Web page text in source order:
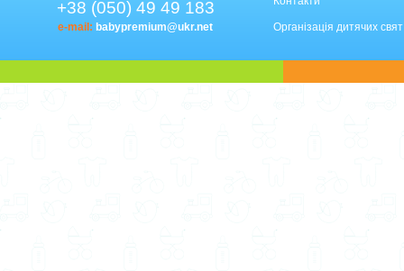
+38 (050) 49 49 183
e-mail: babypremium@ukr.net Організація дитячих свят